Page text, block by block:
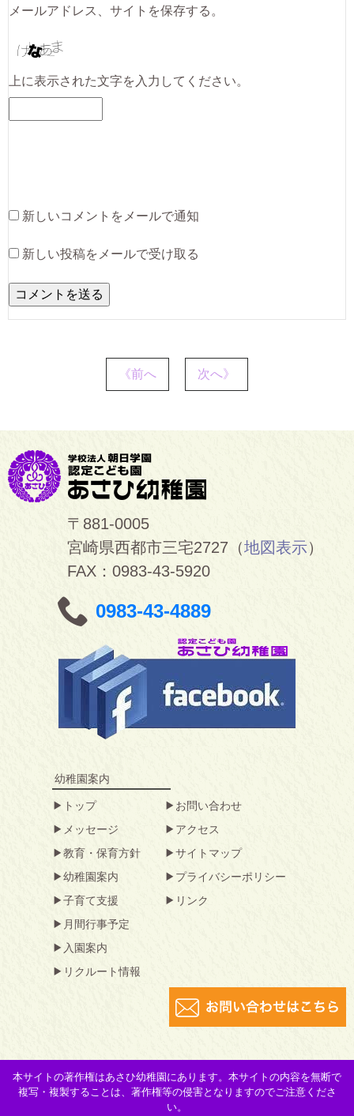
メールアドレス、サイトを保存する。
上に表示された文字を入力してください。
新しいコメントをメールで通知
新しい投稿をメールで受け取る
《前へ 次へ》
〒881-0005
宮崎県西都市三宅2727（地図表示）
FAX：0983-43-5920
0983-43-4889
幼稚園案内
トップ
メッセージ
教育・保育方針
幼稚園案内
子育て支援
月間行事予定
入園案内
リクルート情報
お問い合わせ
アクセス
サイトマップ
プライバシーポリシー
リンク
本サイトの著作権はあさひ幼稚園にあります。本サイトの内容を無断で
複写・複製することは、著作権等の侵害となりますのでご注意くださ
い。